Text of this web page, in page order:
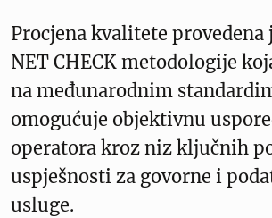
Procjena kvalitete
NET CHECK metodologije
na međunarodnim
omogućuje objektivnu
operatora kroz niz ključnih
uspješnosti za govorne i
usluge.